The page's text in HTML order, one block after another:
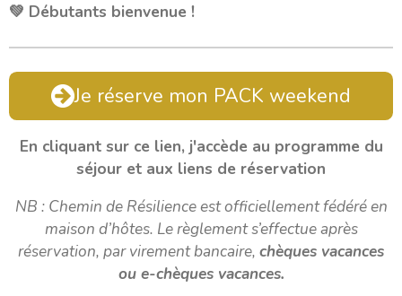
💚 Débutants bienvenue !
Je réserve mon PACK weekend
En cliquant sur ce lien, j'accède au programme du
séjour et aux liens de réservation
NB : Chemin de Résilience est officiellement fédéré en
maison d’hôtes. Le règlement s’effectue après
réservation, par virement bancaire, chèques vacances
ou e-chèques vacances.